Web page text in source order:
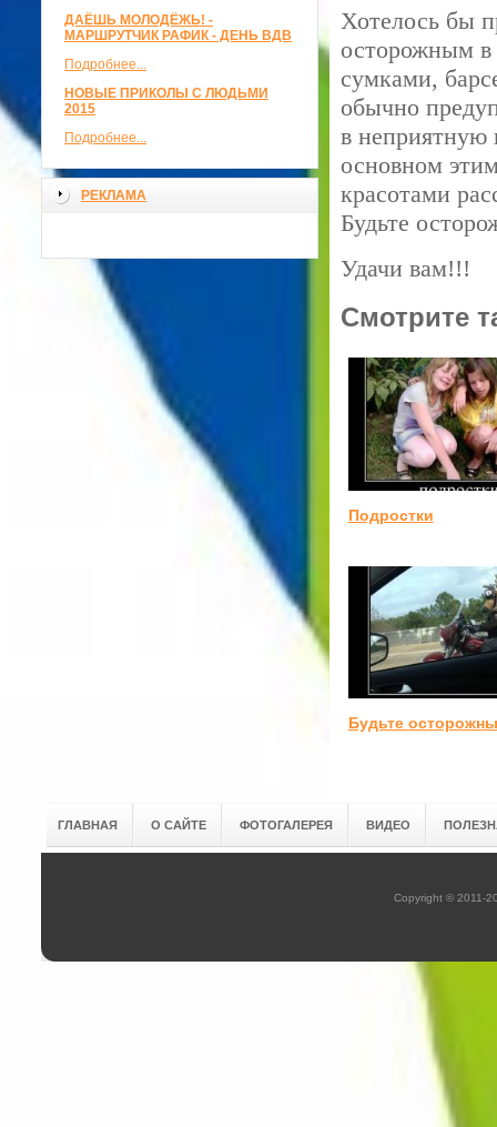
ДАЁШЬ МОЛОДЁЖЬ! -
МАРШРУТЧИК РАФИК - ДЕНЬ ВДВ
Подробнее...
НОВЫЕ ПРИКОЛЫ С ЛЮДЬМИ
2015
Подробнее...
РЕКЛАМА
Хотелось бы
осторожным в
сумками,
обычно
в неприятную
основном
красотами
Будьте
Удачи вам!!!
Смотрите
Подростки
Будьте осторожны
ГЛАВНАЯ О САЙТЕ ФОТОГАЛЕРЕЯ ВИДЕО
Copyright © 2011-